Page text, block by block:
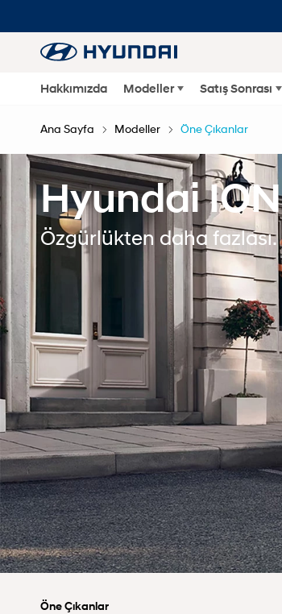
Hakkımızda Modeller Satış Sonrası
Ana Sayfa Modeller Öne Çıkanlar
Hyundai
Özgürlükten daha fazlası.
Öne Çıkanlar